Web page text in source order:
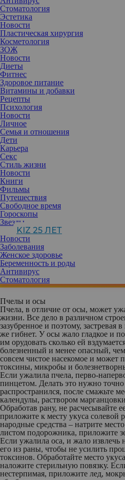
Стоматология
Эстетика
Новости
Пластическая хирургия
Косметология
ЗОЖ
Новости
Диеты
Фитнес
Здоровое питание
Витамины и добавки
Рецепты
Психология
Новости
Личное
Семья и отношения
Дети
Карьера
Секс
Стиль жизни
Новости
Книги
Фильмы
Путешествия
Свободное время
Гороскопы
Звезды
KIZ 25 ЛЕТ
Новости
Заболевания
Женское здоровье
Беременность и роды
Антивирус
Стоматология
Пчелы и осы
Пчела, в отличие от осы, может
жизни. Все дело в различном
зазубренное и поэтому, застревая
же гибнет. У осы жало гладкое и
им орудовать сколько ей
болезненный и менее опасный,
совсем чистое насекомое и может
токсины, микробы и
Если ужалила пчела, перво-
пинцетом. Делать это нужно
распространился, после смажьте
календулы, раствором
Обработав рану, не расчесывайте
приложите к месту укуса солевой
народные средства – натрите
листом подорожника, приложите
Если ужалила оса, и жало извлечь
его из раны, чтобы не усилить
токсинов. Обработайте место
наложите стерильную повязку.
нестерпимая, приложите лед,